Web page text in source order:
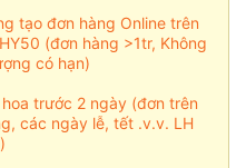
tạo đơn hàng Online trên
(đơn hàng >1tr, Không
có hạn)
trước 2 ngày (đơn trên
các ngày lễ, tết .v.v. LH